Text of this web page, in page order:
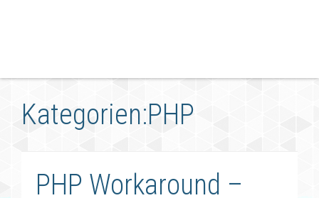
Kategorien:PHP
PHP Workaround –